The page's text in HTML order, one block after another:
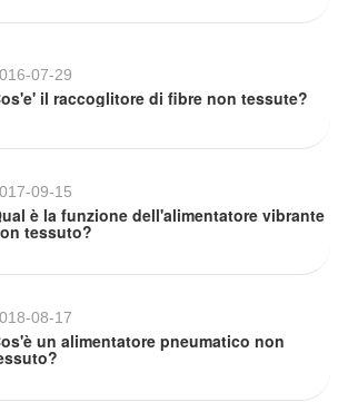
07-29
il raccoglitore di fibre non tessute?
09-15
è la funzione dell'alimentatore vibrante
tessuto?
08-17
un alimentatore pneumatico non